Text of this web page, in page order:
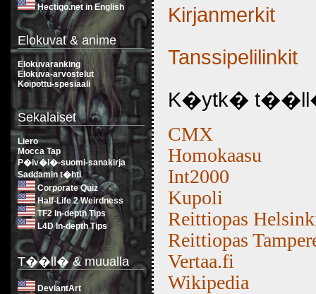
Hectigo.net in English
Elokuvat & anime
Elokuvaranking
Elokuva-arvostelut
Koipottu-spesiaali
Sekalaiset
Liero
Mocca Tap
P�iv�l�-suomi-sanakirja
Saddamin t�hti
Corporate Quiz
Half-Life 2 Weirdness
TF2 In-depth Tips
L4D In-depth Tips
T��ll� & muualla
DeviantArt
Kirjanmerkit
Tanssipelilinkit
K�ytk�
CMX
Homokaasu
Int2000
Kupoli
Reittiopas
Reittiopas
Vertaa.fi
Wikipedia